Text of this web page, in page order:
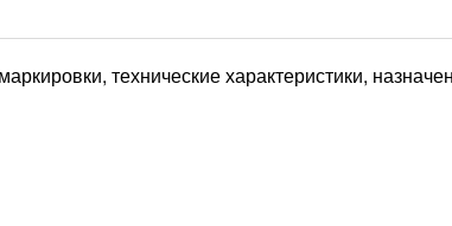
технические характеристики,